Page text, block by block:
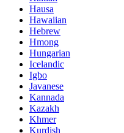
Hausa
Hawaiian
Hebrew
Hmong
Hungarian
Icelandic
Igbo
Javanese
Kannada
Kazakh
Khmer
Kurdish